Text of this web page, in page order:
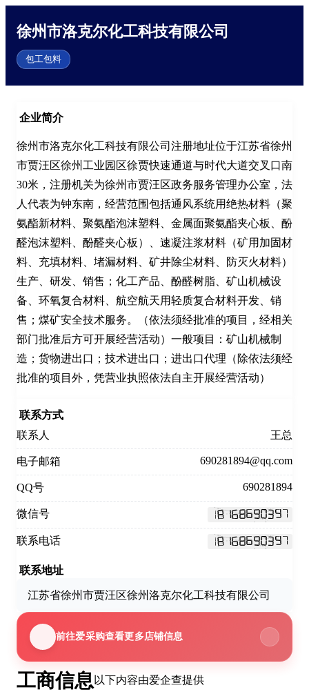
徐州市洛克尔化工科技有限公司
包工包料
工商信息 以下内容由爱企查提供
企业简介
徐州市洛克尔化工科技有限公司注册地址位于江苏省徐州
市贾汪区徐州工业园区徐贾快速通道与时代大道交叉口南
30米，注册机关为徐州市贾汪区政务服务管理办公室，法
人代表为钟东南，经营范围包括通风系统用绝热材料（聚
氨酯新材料、聚氨酯泡沫塑料、金属面聚氨酯夹心板、酚
醛泡沫塑料、酚醛夹心板）、速凝注浆材料（矿用加固材
料、充填材料、堵漏材料、矿井除尘材料、防灭火材料）
生产、研发、销售；化工产品、酚醛树脂、矿山机械设
备、环氧复合材料、航空航天用轻质复合材料开发、销
售；煤矿安全技术服务。（依法须经批准的项目，经相关
部门批准后方可开展经营活动）一般项目：矿山机械制
造；货物进出口；技术进出口；进出口代理（除依法须经
批准的项目外，凭营业执照依法自主开展经营活动）
联系方式
联系人
王总
电子邮箱 690281894@qq.com
QQ号 690281894
微信号
联系电话
联系地址
江苏省徐州市贾汪区徐州洛克尔化工科技有限公司
前往爱采购查看更多店铺信息